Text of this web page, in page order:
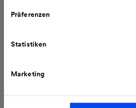
Gerichtshofes vom 16.07.2020 (Fall
Schrems II Urteil steht.
Präferenzen
Statistiken
Marketing